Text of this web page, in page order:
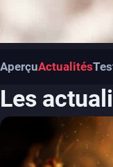
AperçuActualités
Les